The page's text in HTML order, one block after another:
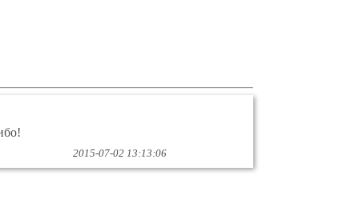
2015-07-02 13:13:06